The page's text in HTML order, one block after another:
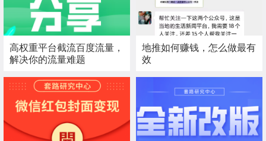
高权重平台截流百度流量，
解决你的流量难题
地推如何赚钱，怎么做最有
效